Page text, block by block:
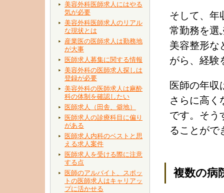
美容外科医師求人にはやる
気が必要
美容外科医師求人のリアル
な現状とは
産業医の医師求人は勤務地
が大事
医師求人募集に関する情報
美容外科の医師求人探しは
登録が必要
美容外科の医師求人は麻酔
科の体制を確認したい
医師求人（田舎、僻地）
医師求人の診療科目に偏り
がある
医師求人内科のベストと思
える求人案件
医師求人を受ける際に注意
する点
医師のアルバイト、スポッ
トの医師求人はキャリアッ
プに活かせる
そして、年
常勤務を選
美容整形な
がら、経験
医師の年収
さらに高く
です。そう
ることがで
複数の病